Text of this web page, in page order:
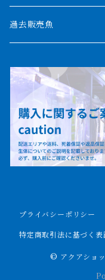
ポーリー
セネガルス
ナイル川
ナイジェリア
ブリードポリプ
エンドリケリー
ビキールビキール
ラプラディ
2000mm以上
過去販売魚
プライバシーポリシー
特定商取引法に基づく表
© アクアショ